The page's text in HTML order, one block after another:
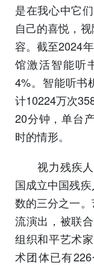
是在我心中它
自己的喜悦，
容。截至2024
馆激活智能听
4%。智能听书
计10224万次
20分钟，单台
时的情形。
视力残疾人
国成立中国残
数的三分之一
流演出，被联
组织和平艺术
术团体已有